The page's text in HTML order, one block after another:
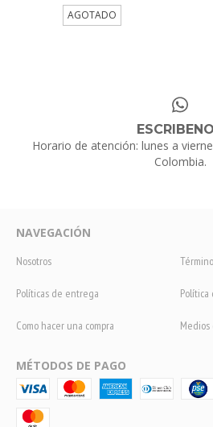
AGOTADO
Horario de atención: lunes a
Colombia.
NAVEGACIÓN
Nosotros
Políticas de entrega Política
Como hacer una compra
MÉTODOS DE PAGO